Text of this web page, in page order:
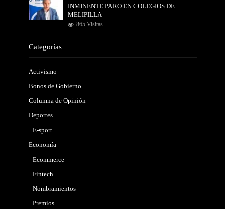
INMINENTE PARO EN COLEGIOS DE
MELIPILLA
865 Visitas
Categorías
Activismo
Bonos de Gobierno
Columna de Opinión
Deportes
E-sport
Economía
Ecommerce
Fintech
Nombramientos
Premios